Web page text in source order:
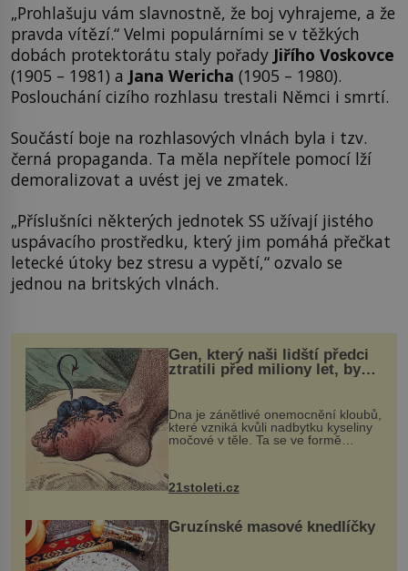
„Prohlašuju vám slavnostně, že boj vyhrajeme, a že
pravda vítězí.“ Velmi populárními se v těžkých
dobách protektorátu staly pořady Jiřího Voskovce
(1905 – 1981) a Jana Wericha (1905 – 1980).
Poslouchání cizího rozhlasu trestali Němci i smrtí.
Součástí boje na rozhlasových vlnách byla i tzv.
černá propaganda. Ta měla nepřítele pomocí lží
demoralizovat a uvést jej ve zmatek.
„Příslušníci některých jednotek SS užívají jistého
uspávacího prostředku, který jim pomáhá přečkat
letecké útoky bez stresu a vypětí,“ ozvalo se
jednou na britských vlnách.
Gen, který naši lidští předci
ztratili před miliony let, by
mohl pomoci s léčbou
„nemoci králů“
Dna je zánětlivé onemocnění kloubů,
které vzniká kvůli nadbytku kyseliny
močové v těle. Ta se ve formě
nohou, a způsobuje bole...
21stoleti.cz
Gruzínské masové knedlíčky